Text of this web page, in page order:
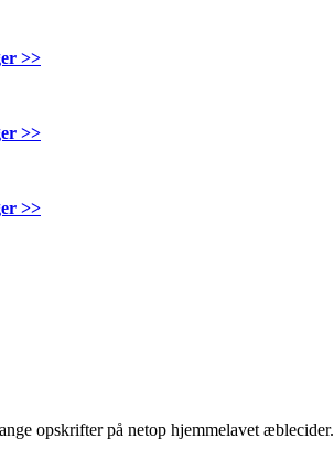
>>
>>
>>
opskrifter på netop hjemmelavet æblecider.